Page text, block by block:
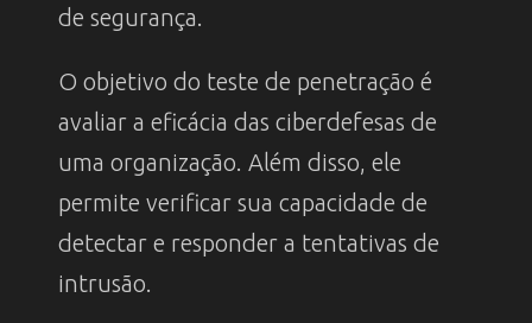
de segurança.
O objetivo do teste de penetração é
avaliar a eficácia das ciberdefesas de
uma organização. Além disso, ele
permite verificar sua capacidade de
detectar e responder a tentativas de
intrusão.